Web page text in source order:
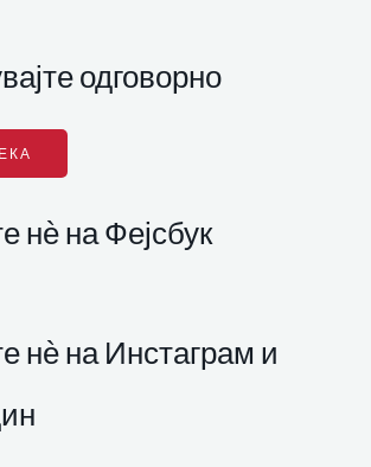
одговорно
нѐ на Фејсбук
нѐ на Инстаграм и